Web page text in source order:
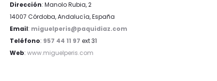
Dirección: Manolo Rubia, 2
14007 Córdoba, Andalucía, España
Email: miguelperis@paquidiaz.com
Teléfono: 957 44 11 97 ext 31
Web: www.miguelperis.com